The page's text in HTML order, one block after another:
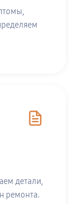
детали,
ремонта.